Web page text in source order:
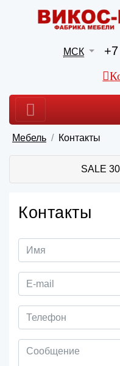
МСК
Мебель Контакты
SALE
Контакты